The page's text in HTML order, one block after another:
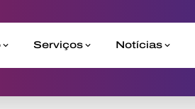
Serviços Notícias